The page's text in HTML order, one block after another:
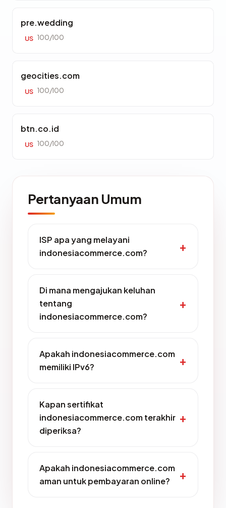
pre.wedding
US 100/100
geocities.com
US 100/100
btn.co.id
US 100/100
Pertanyaan Umum
ISP apa yang melayani
indonesiacommerce.com?
Di mana mengajukan keluhan
tentang
indonesiacommerce.com?
Apakah indonesiacommerce.com
memiliki IPv6?
Kapan sertifikat
indonesiacommerce.com terakhir
diperiksa?
Apakah indonesiacommerce.com
aman untuk pembayaran online?